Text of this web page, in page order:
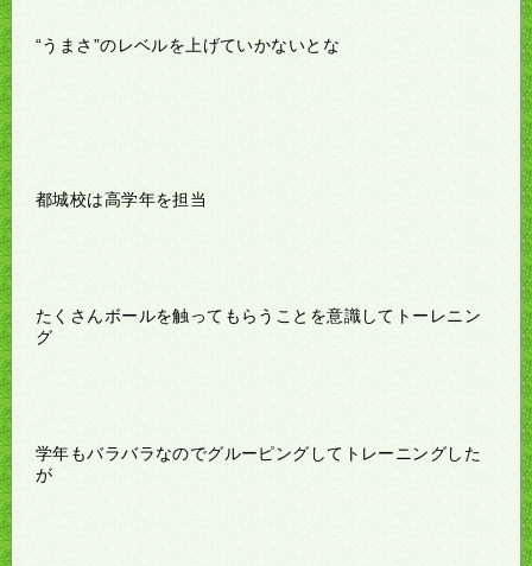
“うまさ”のレベルを上げていかないとな
都城校は高学年を担当
たくさんボールを触ってもらうことを意識してトーレニン
グ
学年もバラバラなのでグルーピングしてトレーニングした
が